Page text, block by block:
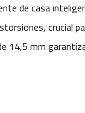
de casa
crucial
14,5 mm